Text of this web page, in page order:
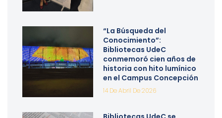
“La Búsqueda del
Conocimiento”:
Bibliotecas UdeC
conmemoró cien años de
historia con hito lumínico
en el Campus Concepción
14 De Abril De 2026